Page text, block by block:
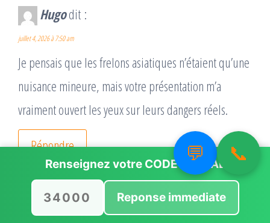
Hugodit :
juillet 4, 2026 à 7:50 am
Je pensais que les frelons asiatiques n’étaient qu’une
nuisance mineure, mais votre présentation m’a
vraiment ouvert les yeux sur leurs dangers réels.
Répondre
Mélanie dit :
juillet 4, 2026 à 7:50 am
💬 📞
Renseignez votre CODE POSTAL
Reponse immediate